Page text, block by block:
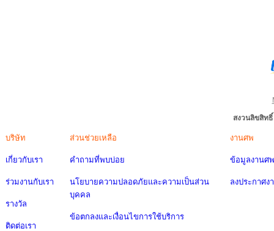
สงวนลิขสิท
บริษัท
เกี่ยวกับเรา
ร่วมงานกับเรา
รางวัล
ติดต่อเรา
ส่วนช่วยเหลือ
คำถามที่พบบ่อย
นโยบายความปลอดภัยและความเป็นส่วน
บุคคล
ข้อตกลงและเงื่อนไขการใช้บริการ
งานศพ
ข้อมูลงานศพ
ลงประกาศง